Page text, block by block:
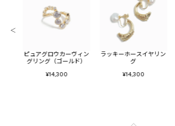
ピュアグロウカーヴィン
グリング（ゴールド）
¥14,300
ラッキーホースイヤリン
グ
¥14,300
＜